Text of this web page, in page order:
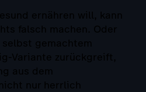
ernähren will, kann
falsch machen. Oder
gemachtem
Variante zurückgreift,
aus dem
nur herrlich